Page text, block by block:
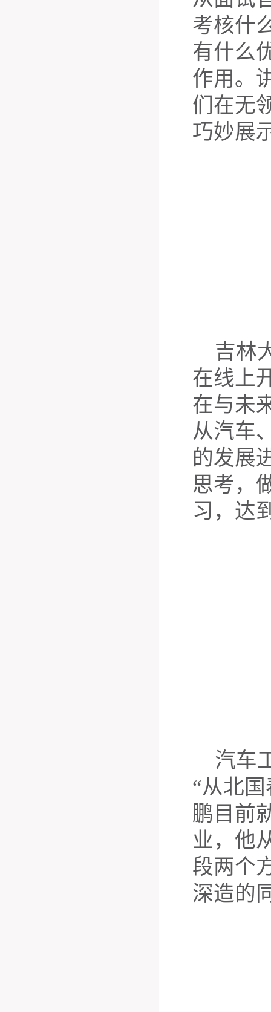
考核什
有什么
作用。
们在无
巧妙展
吉林
在线上
在与未
从汽车
的发展
思考，
习，达
汽车
“从北
鹏目前
业，他
段两个
深造的